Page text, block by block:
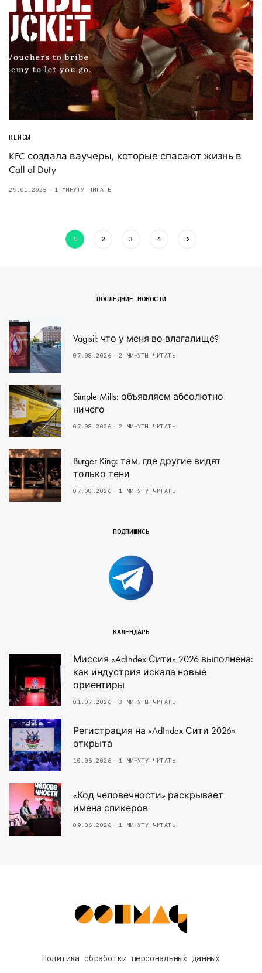
КЕЙСЫ
KFC создала ваучеры, которые спасают жизнь в
Call of Duty
29.01.2025 1 МИНУТУ ЧИТАТЬ
1 2 3 4
ПОСЛЕДНИЕ НОВОСТИ
Vagisil: что у меня во влагалище?
07.08.2026 2 МИНУТЫ ЧИТАТЬ
Simple Mills: объявляем абсолютно
ничего
07.08.2026 2 МИНУТЫ ЧИТАТЬ
Burger King: там, где другие видят
только тени
07.08.2026 1 МИНУТУ ЧИТАТЬ
ПОДПИШИСЬ
КАЛЕНДАРЬ
Миссия «AdIndex Сити» 2026 выполнена:
как индустрия искала новые
ориентиры
01.07.2026 3 МИНУТЫ ЧИТАТЬ
Регистрация на «AdIndex Сити 2026»
открыта
10.06.2026 1 МИНУТУ ЧИТАТЬ
«Код человечности» раскрывает
имена спикеров
09.06.2026 1 МИНУТУ ЧИТАТЬ
Политика обработки персональных данных